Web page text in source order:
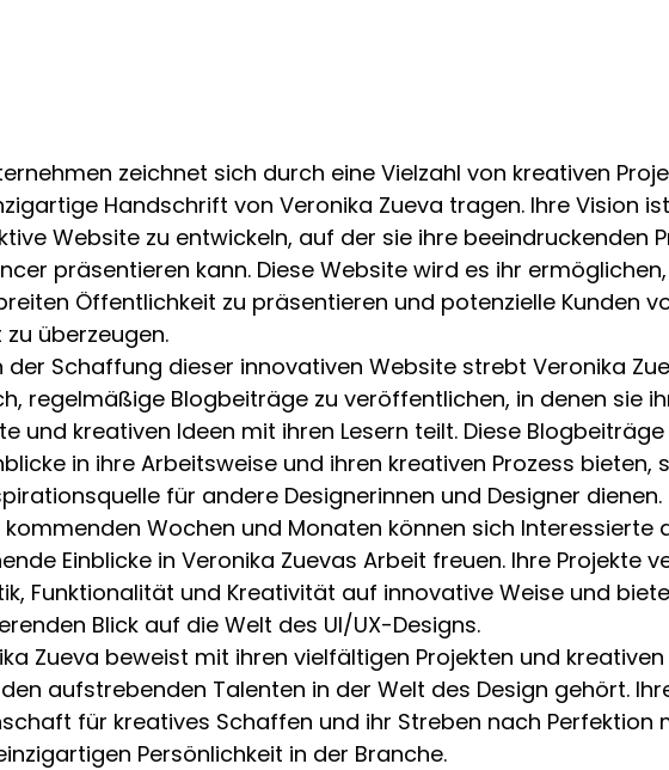
zeichnet sich durch eine Vielzahl von kreativen
Handschrift von Veronika Zueva tragen. Ihre Vision
Website zu entwickeln, auf der sie ihre beeindruckenden
präsentieren kann. Diese Website wird es ihr
Öffentlichkeit zu präsentieren und potenzielle Kunden
zu überzeugen.
der Schaffung dieser innovativen Website strebt Veronika
regelmäßige Blogbeiträge zu veröffentlichen, in denen sie
und kreativen Ideen mit ihren Lesern teilt. Diese
in ihre Arbeitsweise und ihren kreativen Prozess bieten,
für andere Designerinnen und Designer dienen.
kommenden Wochen und Monaten können sich Interessierte
Einblicke in Veronika Zuevas Arbeit freuen. Ihre Projekte
Funktionalität und Kreativität auf innovative Weise und
Blick auf die Welt des UI/UX-Designs.
Zueva beweist mit ihren vielfältigen Projekten und
aufstrebenden Talenten in der Welt des Design gehört.
für kreatives Schaffen und ihr Streben nach Perfektion
Persönlichkeit in der Branche.